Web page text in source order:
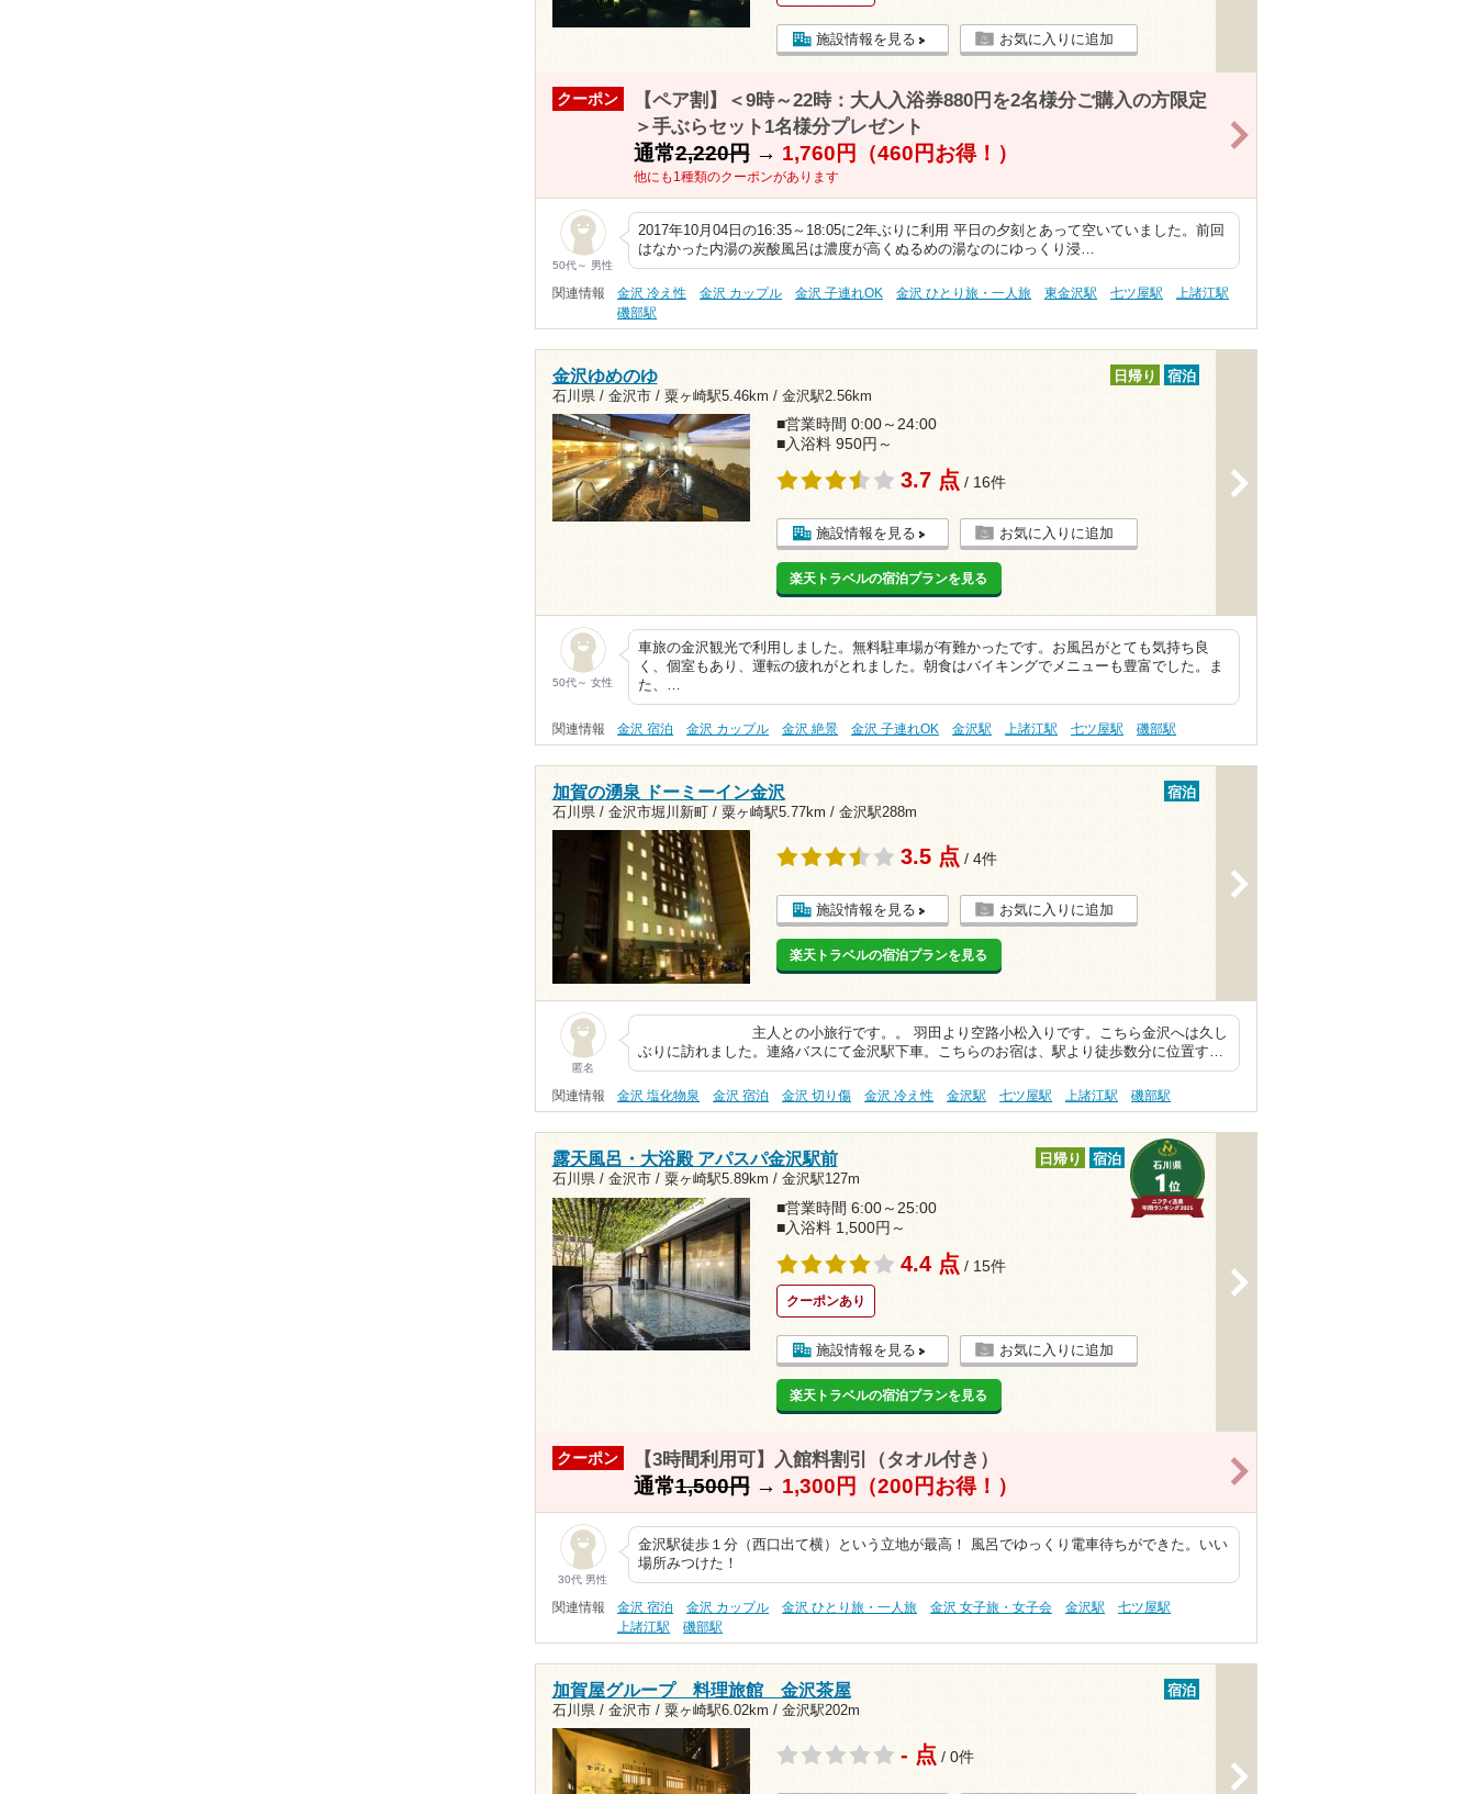
施設情報を見る お気に入りに追加
クーポン
【ペア割】＜9時～22時：大人入浴券880円を2名様分ご購入の方限定
＞手ぶらセット1名様分プレゼント
通常2,220円→ 1,760円（460円お得！）
他にも1種類のクーポンがあります
50代～ 男性
2017年10月04日の16:35～18:05に2年ぶりに利用 平日の夕刻とあって空いていました。前回
はなかった内湯の炭酸風呂は濃度が高くぬるめの湯なのにゆっくり浸…
関連情報 金沢 冷え性 金沢 カップル 金沢 子連れOK 金沢 ひとり旅・一人旅 東金沢駅 七ツ屋駅
上諸江駅
磯部駅
金沢ゆめのゆ
石川県 / 金沢市 / 粟ヶ崎駅5.46km / 金沢駅2.56km
日帰り 宿泊
■営業時間 0:00～24:00
■入浴料 950円～
3.7 点 / 16件
施設情報を見る お気に入りに追加
楽天トラベルの宿泊プランを見る
50代～ 女性
車旅の金沢観光で利用しました。無料駐車場が有難かったです。お風呂がとても気持ち良
く、個室もあり、運転の疲れがとれました。朝食はバイキングでメニューも豊富でした。ま
た、…
関連情報 金沢 宿泊 金沢 カップル 金沢 絶景 金沢 子連れOK 金沢駅 上諸江駅 七ツ屋駅 磯部駅
加賀の湧泉 ドーミーイン金沢
石川県 / 金沢市堀川新町 / 粟ヶ崎駅5.77km / 金沢駅288m
宿泊
3.5 点 / 4件
施設情報を見る お気に入りに追加
楽天トラベルの宿泊プランを見る
匿名
主人との小旅行です。。 羽田より空路小松入りです。こちら金沢へは久し
ぶりに訪れました。連絡バスにて金沢駅下車。こちらのお宿は、駅より徒歩数分に位置す…
関連情報 金沢 塩化物泉 金沢 宿泊 金沢 切り傷 金沢 冷え性 金沢駅 七ツ屋駅 上諸江駅 磯部駅
露天風呂・大浴殿 アパスパ金沢駅前
石川県 / 金沢市 / 粟ヶ崎駅5.89km / 金沢駅127m
日帰り 宿泊
■営業時間 6:00～25:00
■入浴料 1,500円～
4.4 点 / 15件
クーポンあり
施設情報を見る お気に入りに追加
楽天トラベルの宿泊プランを見る
クーポン 【3時間利用可】入館料割引（タオル付き）
通常1,500円→ 1,300円（200円お得！）
>
30代 男性
金沢駅徒歩１分（西口出て横）という立地が最高！ 風呂でゆっくり電車待ちができた。いい
場所みつけた！
関連情報 金沢 宿泊 金沢 カップル 金沢 ひとり旅・一人旅 金沢 女子旅・女子会 金沢駅
七ツ屋駅
上諸江駅
磯部駅
加賀屋グループ 料理旅館 金沢茶屋
石川県 / 金沢市 / 粟ヶ崎駅6.02km / 金沢駅202m
宿泊
- 点 / 0件